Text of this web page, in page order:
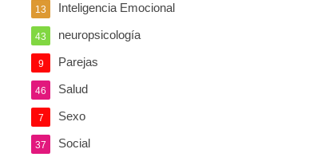
Inteligencia Emocional
13
neuropsicología
43
Parejas
9
Salud
46
Sexo
7
Social
37